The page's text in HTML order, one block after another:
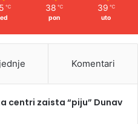
℃ 38 ℃
pon
39 ℃
uto
Komentari
centri zaista “piju” Dunav